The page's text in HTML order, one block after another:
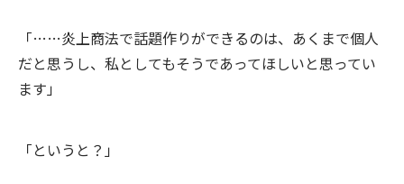
「……炎上商法で話題作りができるのは、あくまで個人
だと思うし、私としてもそうであってほしいと思ってい
ます」
「というと？」